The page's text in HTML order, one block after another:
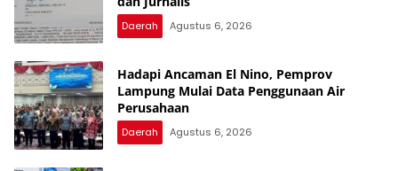
Daerah Agustus 6, 2026
Hadapi Ancaman El Nino, Pemprov
Lampung Mulai Data Penggunaan Air
Perusahaan
Daerah Agustus 6, 2026